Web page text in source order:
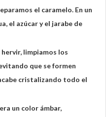
el caramelo. En un
el azúcar y el jarabe de
limpiamos los
que se formen
cristalizando todo el
un color ámbar,